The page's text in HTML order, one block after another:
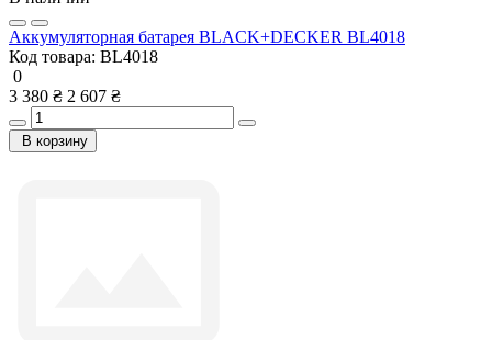
Аккумуляторная батарея BLACK+DECKER BL4018
Код товара: BL4018
0
3 380 ₴ 2 607 ₴
В корзину